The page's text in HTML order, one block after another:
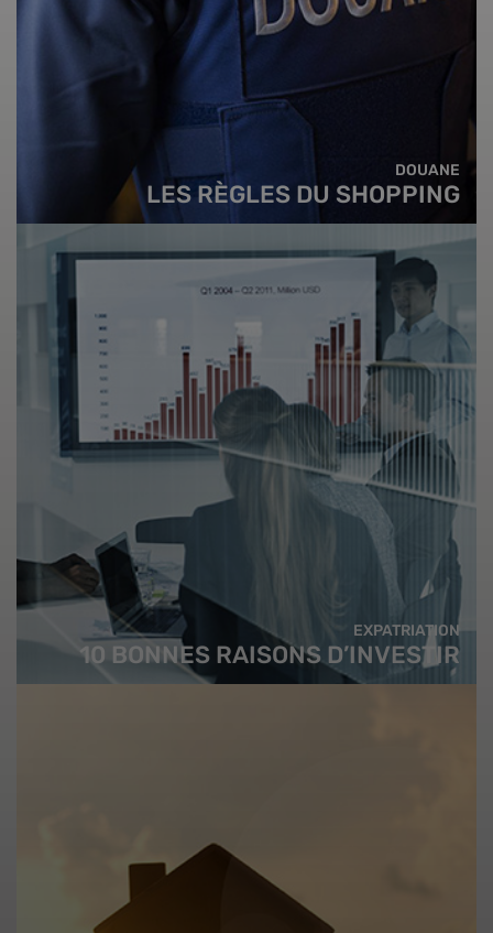
DOUANE
LES RÈGLES DU SHOPPING
EXPATRIATION
10 BONNES RAISONS D’INVESTIR